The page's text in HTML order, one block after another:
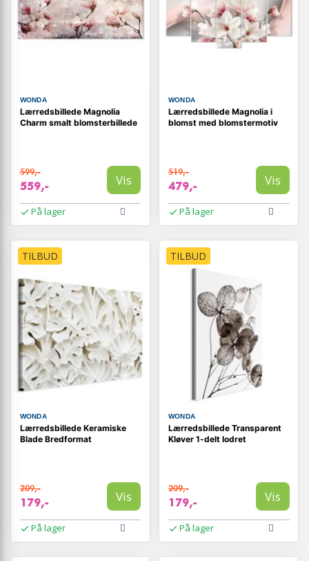
WONDA
Lærredsbillede Magnolia
Charm smalt blomsterbillede
599,-
559,- Vis
På lager
WONDA
Lærredsbillede Magnolia i
blomst med blomstermotiv
519,-
479,- Vis
På lager
TILBUD
WONDA
Lærredsbillede Keramiske
Blade Bredformat
209,-
179,- Vis
På lager
TILBUD
WONDA
Lærredsbillede Transparent
Kløver 1-delt lodret
209,-
179,- Vis
På lager